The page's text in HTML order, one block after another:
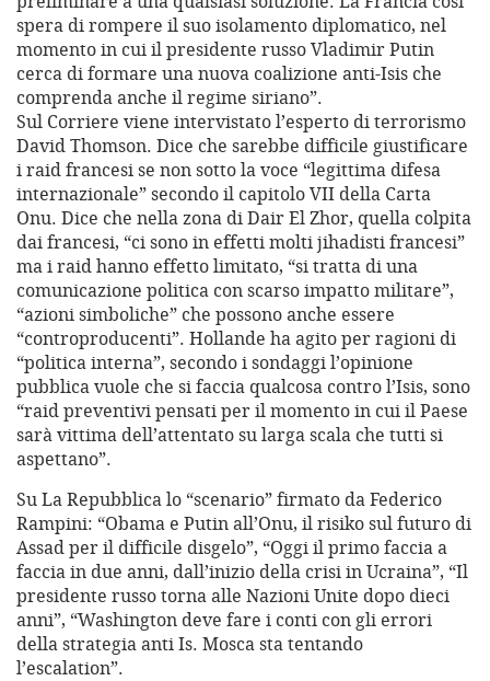
spera di rompere il suo isolamento diplomatico, nel
momento in cui il presidente russo Vladimir Putin
cerca di formare una nuova coalizione anti-Isis che
comprenda anche il regime siriano”.
Sul Corriere viene intervistato l’esperto di terrorismo
David Thomson. Dice che sarebbe difficile giustificare
i raid francesi se non sotto la voce “legittima difesa
internazionale” secondo il capitolo VII della Carta
Onu. Dice che nella zona di Dair El Zhor, quella colpita
dai francesi, “ci sono in effetti molti jihadisti francesi”
ma i raid hanno effetto limitato, “si tratta di una
comunicazione politica con scarso impatto militare”,
“azioni simboliche” che possono anche essere
“controproducenti”. Hollande ha agito per ragioni di
“politica interna”, secondo i sondaggi l’opinione
pubblica vuole che si faccia qualcosa contro l’Isis, sono
“raid preventivi pensati per il momento in cui il Paese
sarà vittima dell’attentato su larga scala che tutti si
aspettano”.
Su La Repubblica lo “scenario” firmato da Federico
Rampini: “Obama e Putin all’Onu, il risiko sul futuro di
Assad per il difficile disgelo”, “Oggi il primo faccia a
faccia in due anni, dall’inizio della crisi in Ucraina”, “Il
presidente russo torna alle Nazioni Unite dopo dieci
anni”, “Washington deve fare i conti con gli errori
della strategia anti Is. Mosca sta tentando
l’escalation”.